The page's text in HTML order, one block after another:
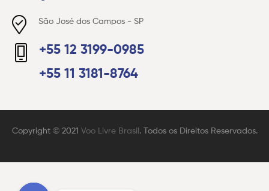
São José dos Campos - SP
+55 12 3199-0985
+55 11 3181-8764
Copyright © 2021 Voo Livre Brasil. Todos os Direitos Reservados.